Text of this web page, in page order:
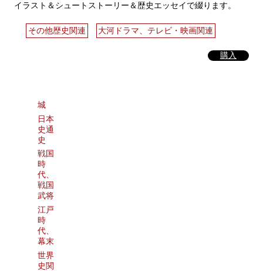
イラスト＆シュートストーリー＆歴史エッセイで綴ります。
その他歴史関連 大河ドラマ、テレビ・映画関連
購入
城
日本
史通
史
戦国
時
代、
戦国
武将
江戸
時
代、
幕末
世界
史関